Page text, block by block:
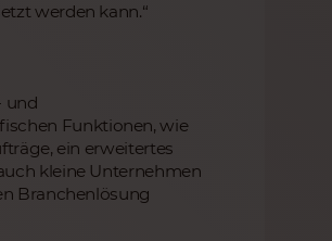
werden kann.“
und
Funktionen, wie
ein erweitertes
kleine Unternehmen
Branchenlösung